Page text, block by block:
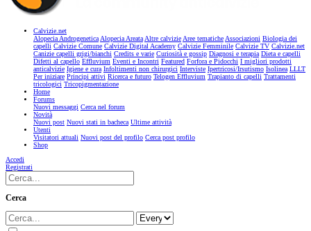
Calvizie.net
Alopecia AndrogeneticaAlopecia AreataAltre calvizieAree tematicheAssociazioni Biologia dei
capelli Calvizie Comune Calvizie Digital Academy Calvizie Femminile Calvizie TV Calvizie.net
Canizie capelli grigi/bianchi Credits e varie Curiosità e gossip Diagnosi e terapia Dieta e capelli
Difetti al capello Effluvium Eventi e Incontri Featured Forfora e Pidocchi I migliori prodotti
anticalvizie Igiene e cura Infoltimenti non chirurgici Interviste Ipertricosi/Irsutismo Isolinea LLLT
Per iniziare Principi attivi Ricerca e futuro Telogen Effluvium Trapianto di capelli Trattamenti
tricologici Tricopigmentazione
Home
Forums
Nuovi messaggi Cerca nel forum
Novità
Nuovi post Nuovi stati in bacheca Ultime attività
Utenti
Visitatori attuali Nuovi post del profilo Cerca post profilo
Shop
Accedi
Registrati
Cerca